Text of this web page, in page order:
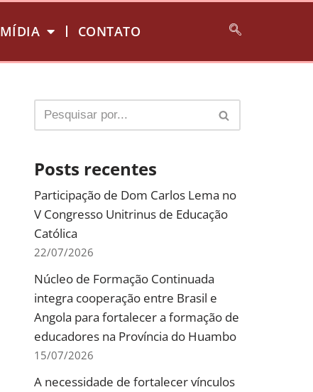
MÍDIA CONTATO
Posts recentes
Participação de Dom Carlos Lema no
V Congresso Unitrinus de Educação
Católica
22/07/2026
Núcleo de Formação Continuada
integra cooperação entre Brasil e
Angola para fortalecer a formação de
educadores na Província do Huambo
15/07/2026
A necessidade de fortalecer vínculos